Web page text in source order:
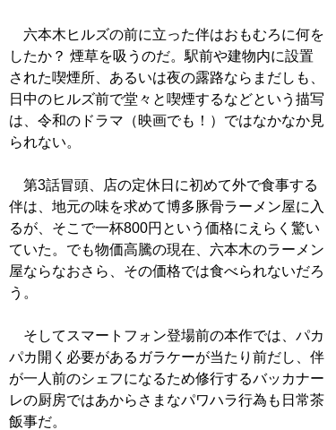
六本木ヒルズの前に立った伴はおもむろに何を
したか？ 煙草を吸うのだ。駅前や建物内に設置
された喫煙所、あるいは夜の露路ならまだしも、
日中のヒルズ前で堂々と喫煙するなどという描写
は、令和のドラマ（映画でも！）ではなかなか見
られない。
第3話冒頭、店の定休日に初めて外で食事する
伴は、地元の味を求めて博多豚骨ラーメン屋に入
るが、そこで一杯800円という価格にえらく驚い
ていた。でも物価高騰の現在、六本木のラーメン
屋ならなおさら、その価格では食べられないだろ
う。
そしてスマートフォン登場前の本作では、パカ
パカ開く必要があるガラケーが当たり前だし、伴
が一人前のシェフになるため修行するバッカナー
レの厨房ではあからさまなパワハラ行為も日常茶
飯事だ。